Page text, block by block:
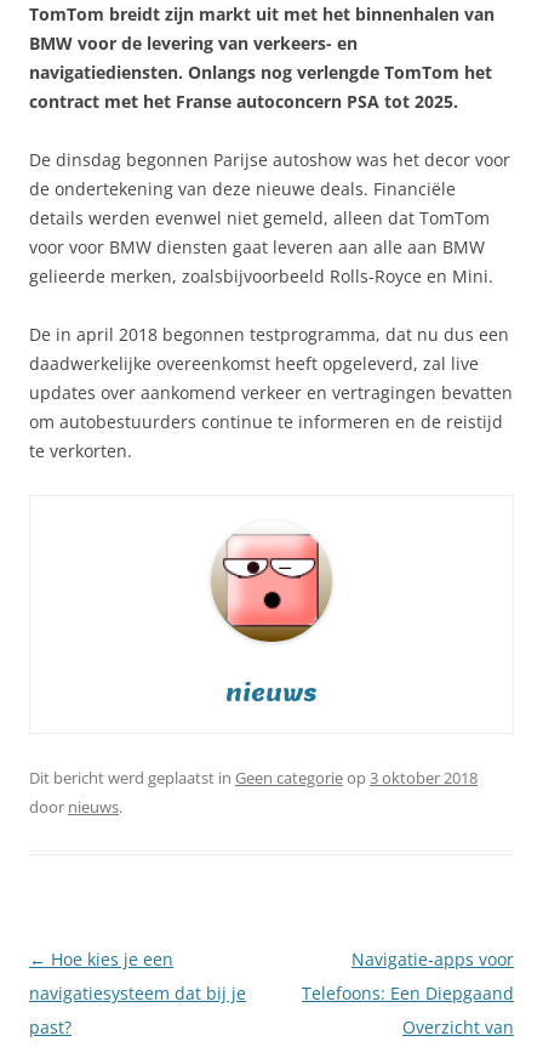
TomTom breidt zijn markt uit met het binnenhalen van
BMW voor de levering van verkeers- en
navigatiediensten. Onlangs nog verlengde TomTom het
contract met het Franse autoconcern PSA tot 2025.
De dinsdag begonnen Parijse autoshow was het decor voor
de ondertekening van deze nieuwe deals. Financiële
details werden evenwel niet gemeld, alleen dat TomTom
voor voor BMW diensten gaat leveren aan alle aan BMW
gelieerde merken, zoalsbijvoorbeeld Rolls-Royce en Mini.
De in april 2018 begonnen testprogramma, dat nu dus een
daadwerkelijke overeenkomst heeft opgeleverd, zal live
updates over aankomend verkeer en vertragingen bevatten
om autobestuurders continue te informeren en de reistijd
te verkorten.
nieuws
Dit bericht werd geplaatst in Geen categorieop3 oktober 2018
door nieuws.
Berichtnavigatie
← Hoe kies je een
navigatiesysteem dat bij je
past?
Navigatie-apps voor
Telefoons: Een Diepgaand
Overzicht van